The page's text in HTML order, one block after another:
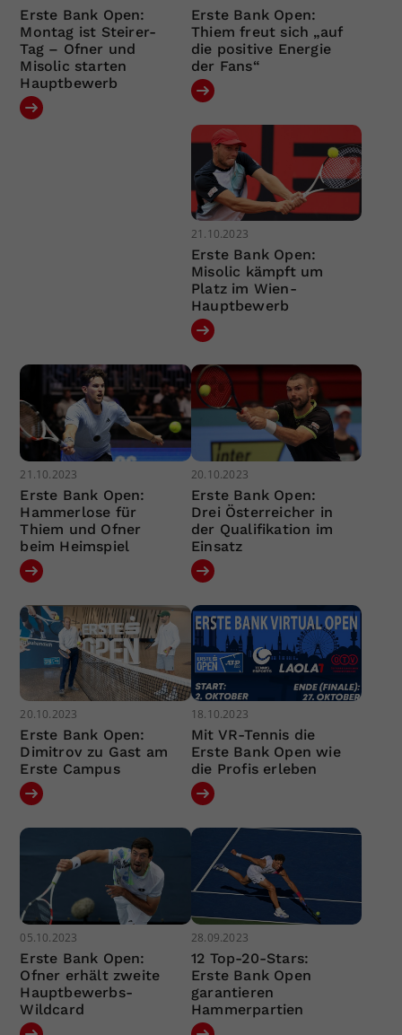
Erste Bank Open:
Montag ist Steirer-
Tag – Ofner und
Misolic starten
Hauptbewerb
Erste Bank Open:
Thiem freut sich „auf
die positive Energie
der Fans“
21.10.2023
Erste Bank Open:
Misolic kämpft um
Platz im Wien-
Hauptbewerb
21.10.2023
Erste Bank Open:
Hammerlose für
Thiem und Ofner
beim Heimspiel
20.10.2023
Erste Bank Open:
Drei Österreicher in
der Qualifikation im
Einsatz
20.10.2023
Erste Bank Open:
Dimitrov zu Gast am
Erste Campus
18.10.2023
Mit VR-Tennis die
Erste Bank Open wie
die Profis erleben
05.10.2023
Erste Bank Open:
Ofner erhält zweite
Hauptbewerbs-
Wildcard
28.09.2023
12 Top-20-Stars:
Erste Bank Open
garantieren
Hammerpartien